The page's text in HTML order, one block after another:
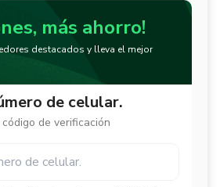
más ahorro!
destacados y lleva el mejor
de celular.
de verificación